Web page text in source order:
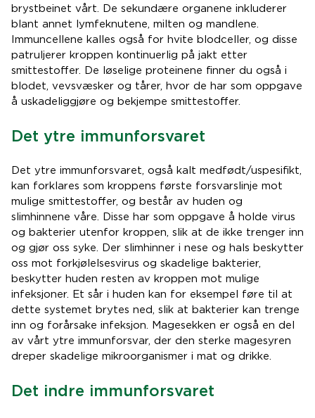
brystbeinet vårt. De sekundære organene inkluderer
blant annet lymfeknutene, milten og mandlene.
Immuncellene kalles også for hvite blodceller, og disse
patruljerer kroppen kontinuerlig på jakt etter
smittestoffer. De løselige proteinene finner du også i
blodet, vevsvæsker og tårer, hvor de har som oppgave
å uskadeliggjøre og bekjempe smittestoffer.
Det ytre immunforsvaret
Det ytre immunforsvaret, også kalt medfødt/uspesifikt,
kan forklares som kroppens første forsvarslinje mot
mulige smittestoffer, og består av huden og
slimhinnene våre. Disse har som oppgave å holde virus
og bakterier utenfor kroppen, slik at de ikke trenger inn
og gjør oss syke. Der slimhinner i nese og hals beskytter
oss mot forkjølelsesvirus og skadelige bakterier,
beskytter huden resten av kroppen mot mulige
infeksjoner. Et sår i huden kan for eksempel føre til at
dette systemet brytes ned, slik at bakterier kan trenge
inn og forårsake infeksjon. Magesekken er også en del
av vårt ytre immunforsvar, der den sterke magesyren
dreper skadelige mikroorganismer i mat og drikke.
Det indre immunforsvaret